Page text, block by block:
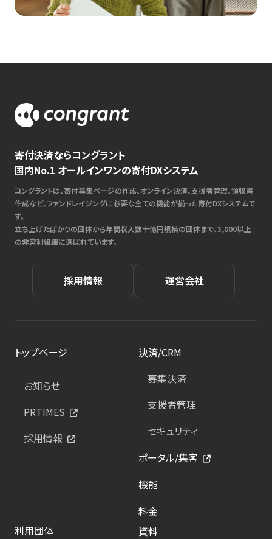
寄付決済ならコングラント
国内No.1 オールインワンの寄付DXシステム
コングラントは、寄付募集ページの作成、オンライン決済、支援者管理、領収書
作成など、ファンドレイジングに必要な全ての機能が揃った寄付DXシステムで
す。
立ち上げたばかりの団体から年間収入数十億円規模の団体まで、3,000以上
の非営利組織に選ばれています。
採用情報 運営会社
トップページ
お知らせ
PRTIMES
採用情報
決済/CRM
募集決済
支援者管理
セキュリティ
ポータル/集客
機能
料金
利用団体
資料